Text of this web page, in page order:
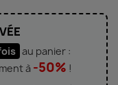
au panier :
à -50% !